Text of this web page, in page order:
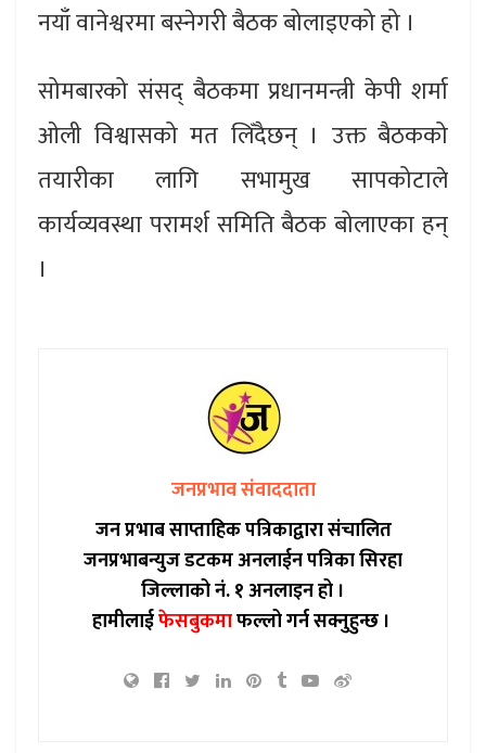
नयाँ वानेश्वरमा बस्नेगरी बैठक बोलाइएको हो ।
सोमबारको संसद् बैठकमा प्रधानमन्त्री केपी शर्मा
ओली विश्वासको मत लिँदैछन् । उक्त बैठकको
तयारीका लागि सभामुख सापकोटाले
कार्यव्यवस्था परामर्श समिति बैठक बोलाएका हन्
।
जनप्रभाव संवाददाता
जन प्रभाब साप्ताहिक पत्रिकाद्वारा संचालित
जनप्रभाबन्युज डटकम अनलाईन पत्रिका सिरहा
जिल्लाको नं. १ अनलाइन हो ।
हामीलाईफेसबुकमाफल्लो गर्न सक्नुहुन्छ ।